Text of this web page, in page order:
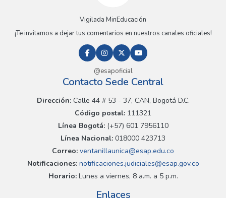
Vigilada MinEducación
¡Te invitamos a dejar tus comentarios en nuestros canales oficiales!
@esapoficial
Contacto Sede Central
Dirección:Calle 44 # 53 - 37, CAN, Bogotá D.C.
Código postal: 111321
Línea Bogotá:(+57) 601 7956110
Línea Nacional: 018000 423713
Correo: ventanillaunica@esap.edu.co
Notificaciones:notificaciones.judiciales@esap.gov.co
Horario:Lunes a viernes, 8 a.m. a 5 p.m.
Enlaces